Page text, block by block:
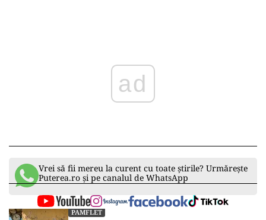
ad
Vrei să fii mereu la curent cu toate știrile? Urmărește
Puterea.ro și pe canalul de WhatsApp
PAMFLET